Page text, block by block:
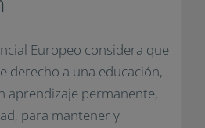
Europeo considera que
derecho a una educación,
aprendizaje permanente,
para mantener y